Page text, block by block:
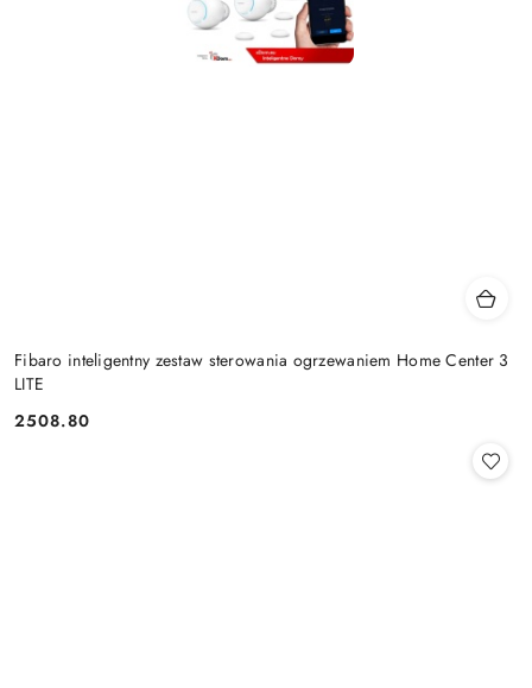
Fibaro inteligentny zestaw sterowania ogrzewaniem Home Center 3
LITE
Cena:
2508.80